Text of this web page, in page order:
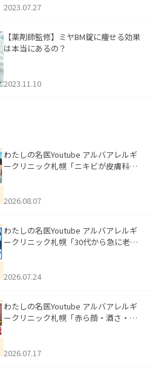
2023.07.27
【薬剤師監修】ミヤBM錠に痩せる効果
は本当にあるの？
2023.11.10
わたしの名医Youtube アルバアレルギ
ークリニック札幌「ニキビが皮膚科で
ました。
2026.08.07
わたしの名医Youtube アルバアレルギ
ークリニック札幌「30代から急に老け
た。
2026.07.24
わたしの名医Youtube アルバアレルギ
ークリニック札幌「赤ら顔・酒さ・ニ
した。
2026.07.17